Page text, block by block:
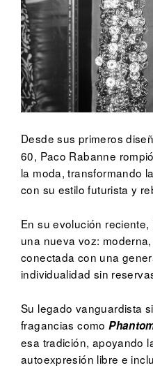
Desde sus primeros
60, Paco Rabanne
la moda, transformando
con su estilo futurista y
En su evolución
una nueva voz:
conectada con una
individualidad sin
Su legado vanguardista
fragancias como
esa tradición, apoyando
autoexpresión libre e